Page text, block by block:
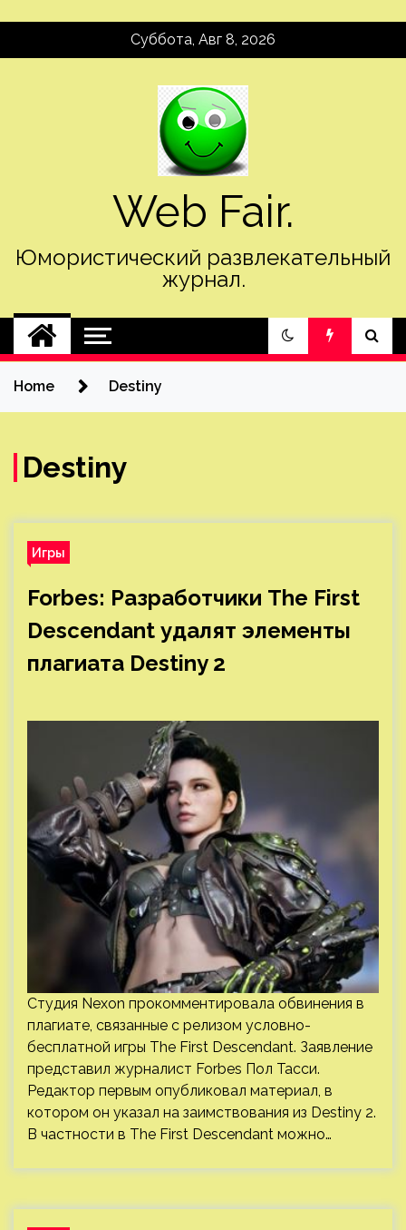
Суббота, Авг 8, 2026
Web Fair.
Юмористический развлекательный
журнал.
Home Destiny
Destiny
Игры
Forbes: Разработчики The First
Descendant удалят элементы
плагиата Destiny 2
Студия Nexon прокомментировала обвинения в
плагиате, связанные с релизом условно-
бесплатной игры The First Descendant. Заявление
представил журналист Forbes Пол Тасси.
Редактор первым опубликовал материал, в
котором он указал на заимствования из Destiny 2.
В частности в The First Descendant можно…